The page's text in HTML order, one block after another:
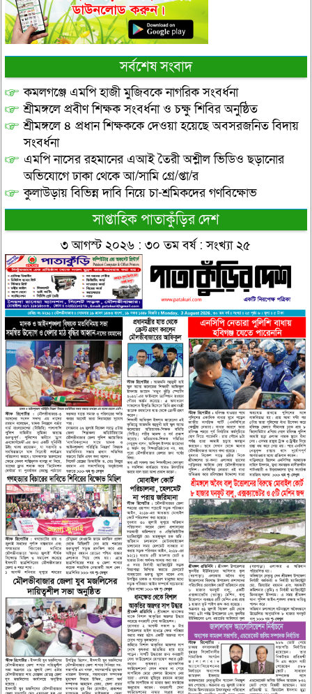
সর্বশেষ সংবাদ
কমলগঞ্জে এমপি হাজী মুজিবকে নাগরিক সংবর্ধনা
শ্রীমঙ্গলে প্রবীণ শিক্ষক সংবর্ধনা ও চক্ষু শিবির অনুষ্ঠিত
শ্রীমঙ্গলে ৪ প্রধান শিক্ষককে দেওয়া হয়েছে অবসরজনিত বিদায়
সংবর্ধনা
এমপি নাসের রহমানের এআই তৈরী অশ্লীল ভিডিও ছড়ানোর
অভিযোগে ঢাকা থেকে আ/সামি গ্রে/প্তা/র
কুলাউড়ায় বিভিন্ন দাবি নিয়ে চা-শ্রমিকদের গণবিক্ষোভ
সাপ্তাহিক পাতাকুঁড়ির দেশ
৩ আগস্ট ২০২৬ : ৩০ তম বর্ষ : সংখ্যা ২৫